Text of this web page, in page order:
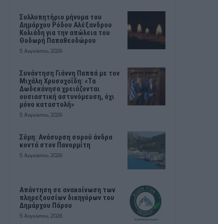
Συλλυπητήριο μήνυμα του
Δημάρχου Ρόδου Αλέξανδρου
Κολιάδη για την απώλεια του
Θοδωρή Παπαθεοδώρου
5 Αυγούστου, 2026
Συνάντηση Γιάννη Παππά με τον
Μιχάλη Χρυσοχοΐδη: «Τα
Δωδεκάνησα χρειάζονται
ουσιαστική αστυνόμευση, όχι
μόνο καταστολή»
5 Αυγούστου, 2026
Σύμη: Ανάσυρση σορού άνδρα
κοντά στον Πανορμίτη
5 Αυγούστου, 2026
Απάντηση σε ανακοίνωση των
πληρεξουσίων δικηγόρων του
Δημάρχου Πάρου
5 Αυγούστου, 2026